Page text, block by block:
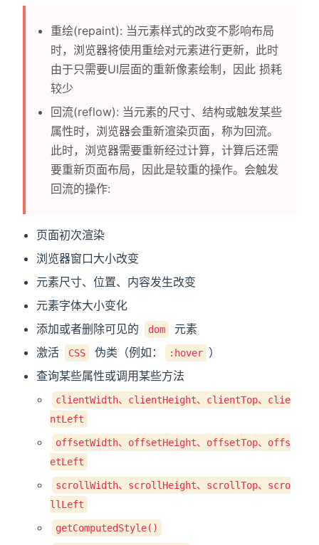
重绘(repaint): 当元素样式的改变不影响布局
时，浏览器将使用重绘对元素进行更新，此时
由于只需要UI层面的重新像素绘制，因此 损耗
较少
回流(reflow): 当元素的尺寸、结构或触发某些
属性时，浏览器会重新渲染页面，称为回流。
此时，浏览器需要重新经过计算，计算后还需
要重新页面布局，因此是较重的操作。会触发
回流的操作:
页面初次渲染
浏览器窗口大小改变
元素尺寸、位置、内容发生改变
元素字体大小变化
添加或者删除可见的
dom
元素
激活
CSS 伪类（例如： :hover ）
查询某些属性或调用某些方法
clientWidth、clientHeight、clientTop、clie
ntLeft
offsetWidth、offsetHeight、offsetTop、offs
etLeft
scrollWidth、scrollHeight、scrollTop、scro
llLeft
getComputedStyle()